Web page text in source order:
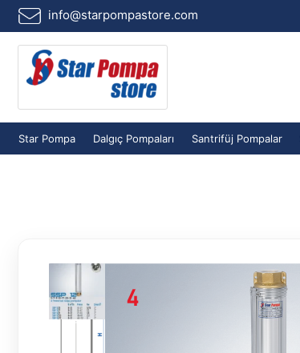
İçeriğe
atla
info@starpompastore.com
Star Pompa Dalgıç Pompaları Santrifüj Pompalar